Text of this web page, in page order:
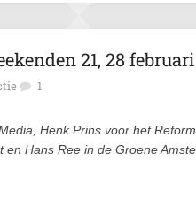
21, 28
1
Henk Prins voor het
Hans Ree in de Groene